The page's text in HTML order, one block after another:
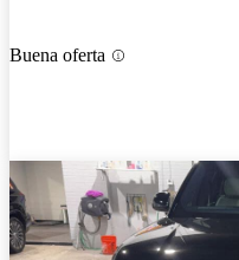
Buena oferta